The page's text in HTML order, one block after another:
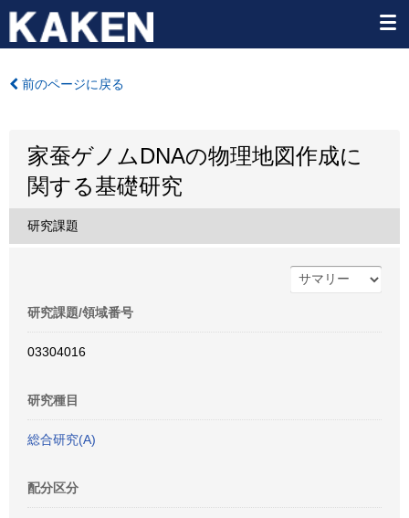
前のページに戻る
家蚕ゲノムDNAの物理地図作成に
関する基礎研究
研究課題
研究課題/領域番号
03304016
研究種目
総合研究(A)
配分区分